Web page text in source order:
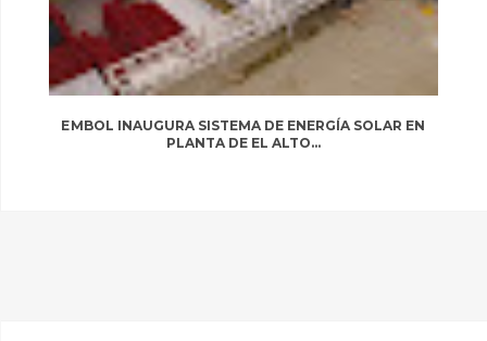
EMBOL INAUGURA SISTEMA DE ENERGÍA SOLAR EN
PLANTA DE EL ALTO...